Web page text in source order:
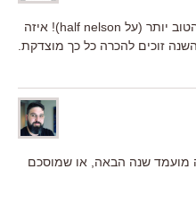
וראיין גוסלינג מועמד לפרס השחקן הטוב יותר (על half nelson)! איזה
זוכים להכרה כל כך מוצדקת.
מועמד שנה הבאה, או שמוסכם